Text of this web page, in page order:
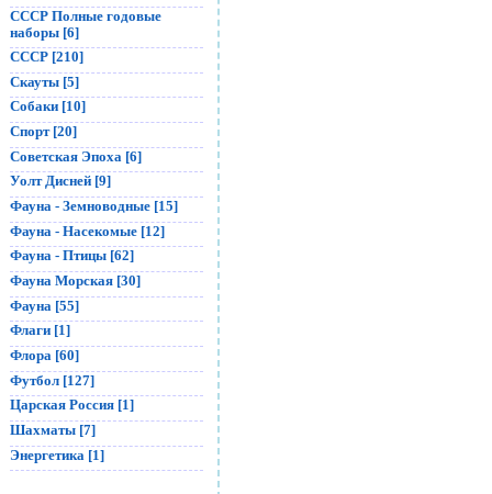
СССР Полные годовые
наборы [6]
СССР [210]
Скауты [5]
Собаки [10]
Спорт [20]
Советская Эпоха [6]
Уолт Дисней [9]
Фауна - Земноводные [15]
Фауна - Насекомые [12]
Фауна - Птицы [62]
Фауна Морская [30]
Фауна [55]
Флаги [1]
Флора [60]
Футбол [127]
Царская Россия [1]
Шахматы [7]
Энергетика [1]